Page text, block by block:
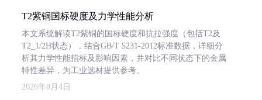
T2紫铜国标硬度及力学性能分析
本文系统解读T2紫铜的国标硬度和抗拉强度（包括T2及
T2_1/2H状态），结合GB/T 5231-2012标准数据，详细分
析其力学性能指标及影响因素，并对比不同状态下的金属
特性差异，为工业选材提供参考。
2026年8月4日